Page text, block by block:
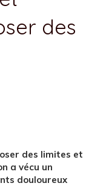
des
des limites et
a vécu un
douloureux